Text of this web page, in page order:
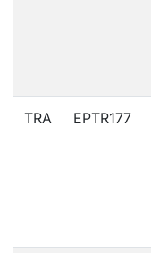
TRA EPTR177